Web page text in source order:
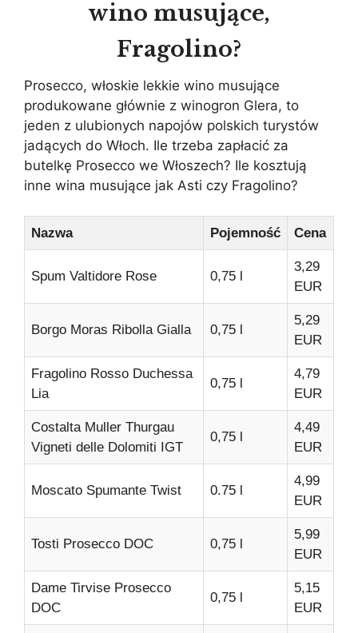
wino musujące,
Fragolino?
Prosecco, włoskie lekkie wino musujące
produkowane głównie z winogron Glera, to
jeden z ulubionych napojów polskich turystów
jadących do Włoch. Ile trzeba zapłacić za
butelkę Prosecco we Włoszech? Ile kosztują
inne wina musujące jak Asti czy Fragolino?
Nazwa Pojemność Cena
Spum Valtidore Rose 0,75 l
3,29
EUR
Borgo Moras Ribolla Gialla 0,75 l
5,29
EUR
Fragolino Rosso Duchessa
Lia
0,75 l
4,79
EUR
Costalta Muller Thurgau
Vigneti delle Dolomiti IGT
0,75 l
4,49
EUR
Moscato Spumante Twist 0.75 l
4,99
EUR
Tosti Prosecco DOC 0,75 l
5,99
EUR
Dame Tirvise Prosecco
DOC
0,75 l
5,15
EUR